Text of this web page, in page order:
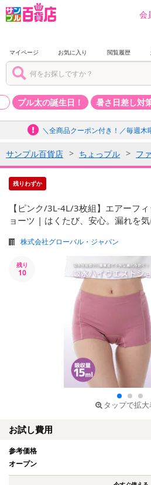
会
マイページ お気に入り 閲覧履歴
プル太の誕生日！ 暑さ日差し対
＼全商品クーポン付き！／毎週木
サンプル百貨店 ちょっプル フ
残りわずか
【ピンク/3L-4L/3枚組】エアーフ
ョーツ | はくたび、安心。漏れを気
株式会社グローバル・ジャパン
残り
10
タップで拡
お試し費用
参考価格
オープン